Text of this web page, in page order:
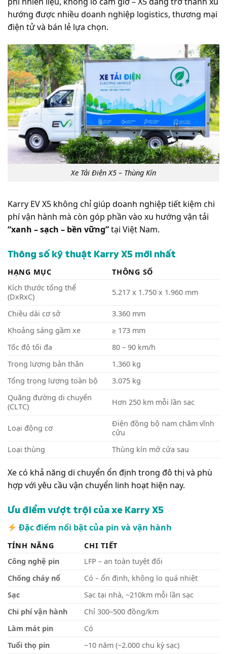
hướng được nhiều doanh nghiệp logistics, thương mại
điện tử và bán lẻ lựa chọn.
Xe Tải Điện X5 – Thùng Kín
Karry EV X5 không chỉ giúp doanh nghiệp tiết kiệm chi
phí vận hành mà còn góp phần vào xu hướng vận tải
“xanh – sạch – bền vững”tại Việt Nam.
Thông số kỹ thuật Karry X5 mới nhất
HẠNG MỤC
THÔNG SỐ
Kích thước tổng thể
(DxRxC)
5.217 x 1.750 x 1.960 mm
Chiều dài cơ sở
3.360 mm
Khoảng sáng gầm xe
≥ 173 mm
Tốc độ tối đa
80 – 90 km/h
Trọng lượng bản thân
1.360 kg
Tổng trọng lượng toàn bộ
3.075 kg
Quãng đường di chuyển
(CLTC)
Hơn 250 km mỗi lần sạc
Loại động cơ
Điện đồng bộ nam châm vĩnh
cửu
Loại thùng
Thùng kín mở cửa sau
Xe có khả năng di chuyển ổn định trong đô thị và phù
hợp với yêu cầu vận chuyển linh hoạt hiện nay.
Ưu điểm vượt trội của xe Karry X5
Đặc điểm nổi bật của pin và vận hành
TÍNH NĂNG
CHI TIẾT
Công nghệ pin
LFP – an toàn tuyệt đối
Chống cháy nổ
Có – ổn định, không lo quá nhiệt
Sạc
Sạc tại nhà, ~210km mỗi lần sạc
Chi phí vận hành
Chỉ 300–500 đồng/km
Làm mát pin
Có
Tuổi thọ pin
~10 năm (~2.000 chu kỳ sạc)